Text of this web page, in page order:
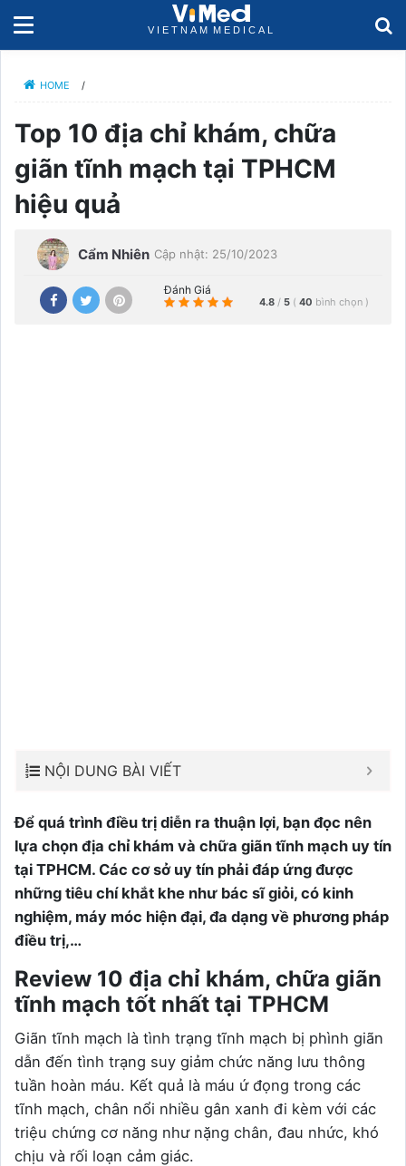
HOME /
Top 10 địa chỉ khám, chữa
giãn tĩnh mạch tại TPHCM
hiệu quả
Cẩm Nhiên Cập nhật: 25/10/2023
Đánh Giá
4.8 / 5 ( 40 bình chọn )
NỘI DUNG BÀI VIẾT
Để quá trình điều trị diễn ra thuận lợi, bạn đọc nên
lựa chọn địa chỉ khám và chữa giãn tĩnh mạch uy tín
tại TPHCM. Các cơ sở uy tín phải đáp ứng được
những tiêu chí khắt khe như bác sĩ giỏi, có kinh
nghiệm, máy móc hiện đại, đa dạng về phương pháp
điều trị,…
Review 10 địa chỉ khám, chữa giãn
tĩnh mạch tốt nhất tại TPHCM
Giãn tĩnh mạch là tình trạng tĩnh mạch bị phình giãn
dẫn đến tình trạng suy giảm chức năng lưu thông
tuần hoàn máu. Kết quả là máu ứ đọng trong các
tĩnh mạch, chân nổi nhiều gân xanh đi kèm với các
triệu chứng cơ năng như nặng chân, đau nhức, khó
chịu và rối loạn cảm giác.